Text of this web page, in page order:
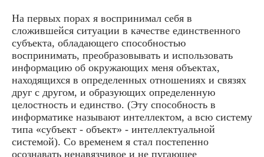
На первых порах я воспринимал себя в
сложившейся ситуации в качестве единственного
субъекта, обладающего способностью
воспринимать, преобразовывать и использовать
информацию об окружающих меня объектах,
находящихся в определенных отношениях и связях
друг с другом, и образующих определенную
целостность и единство. (Эту способность в
информатике называют интеллектом, а всю систему
типа «субъект - объект» - интеллектуальной
системой). Со временем я стал постепенно
осознавать ненавязчивое и не пугающее